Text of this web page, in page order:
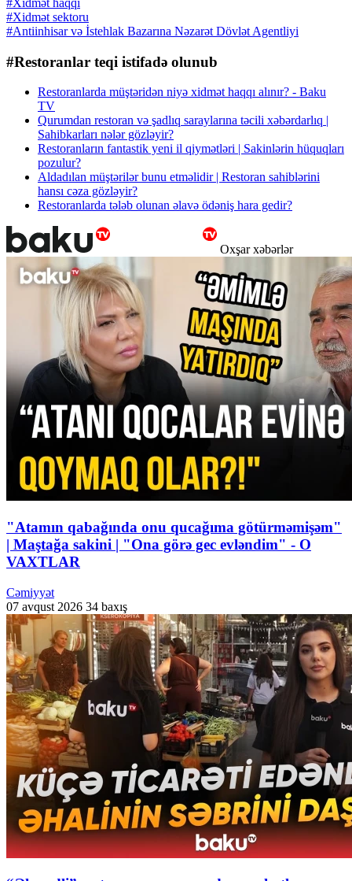
#Xidmət sektoru
#Antiinhisar və İstehlak Bazarına Nəzarət Dövlət Agentliyi
#Restoranlar teqi istifadə olunub
Restoranlarda müştəridən niyə xidmət haqqı alınır? - Baku
TV
Qurumdan restoran və şadlıq saraylarına təcili xəbərdarlıq |
Sahibkarları nələr gözləyir?
Restoranların fantastik yeni il qiymətləri | Sakinlərin hüquqları
pozulur?
Aldadılan müştərilər bunu etməlidir | Restoran sahiblərini
hansı cəza gözləyir?
Restoranlarda tələb olunan əlavə ödəniş hara gedir?
Oxşar xəbərlər
"Atamın qabağında onu qucağıma götürməmişəm"
| Maştağa sakini | "Ona görə gec evləndim" - O
VAXTLAR
Cəmiyyət
07 avqust 2026 34 baxış